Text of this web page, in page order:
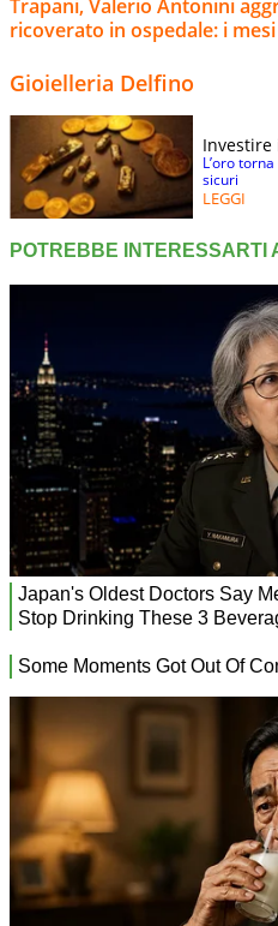
Trapani, Valerio Antonini
ricoverato in ospedale: i
Gioielleria Delfino
Investire
L’oro
sicuri
LEGGI